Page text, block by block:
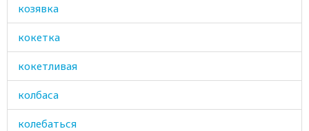
козявка
кокетка
кокетливая
колбаса
колебаться